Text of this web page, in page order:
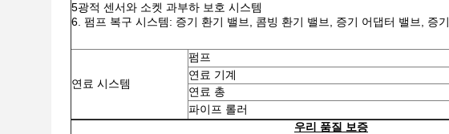
5광적 센서와 소켓 과부하 보호 시스템
6. 펌프 복구 시스템: 증기 환기 밸브, 콤빙 환기 밸브, 증기 어댑터 밸브, 증
연료 시스템
펌프
연료 기계
연료 총
파이프 롤러
우리 품질 보증